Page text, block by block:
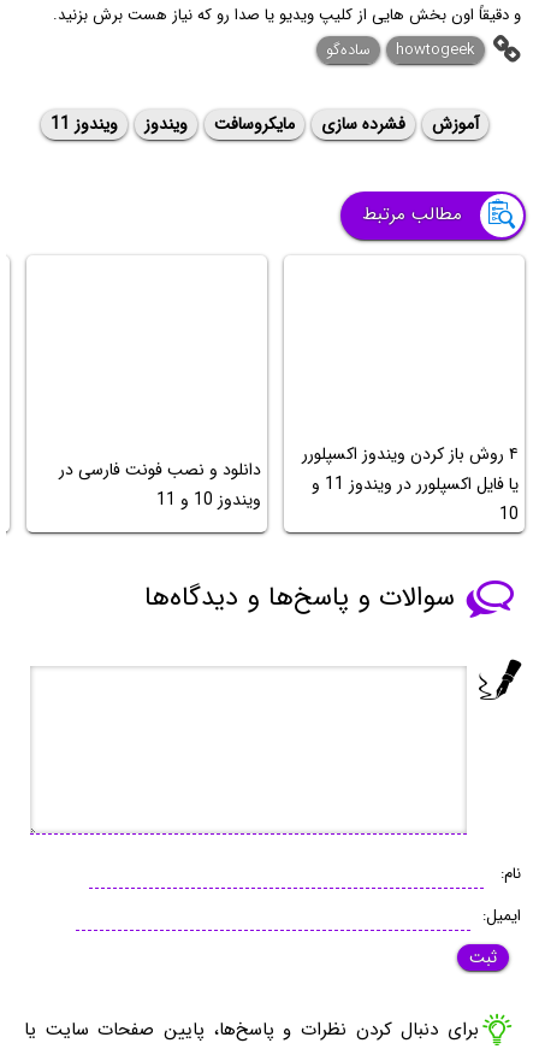
و دقیقاً اون بخش هایی از کلیپ ویدیو یا صدا رو که نیاز هست برش بزنید.
howtogeek
ساده‌گو
آموزش فشرده سازی مایکروسافت ویندوز ویندوز 11
مطالب مرتبط
۴ روش باز کردن ویندوز اکسپلورر
یا فایل اکسپلورر در ویندوز 11 و
10
دانلود و نصب فونت فارسی در
ویندوز 10 و 11
سوالات و پاسخ‌ها و دیدگاه‌ها
نام:
ایمیل:
برای دنبال کردن نظرات و پاسخ‌ها، پایین صفحات سایت یا